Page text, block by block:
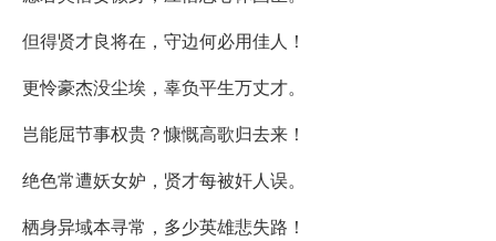
但得贤才良将在，守边何必用佳人！
更怜豪杰没尘埃，辜负平生万丈才。
岂能屈节事权贵？慷慨高歌归去来！
绝色常遭妖女妒，贤才每被奸人误。
栖身异域本寻常，多少英雄悲失路！